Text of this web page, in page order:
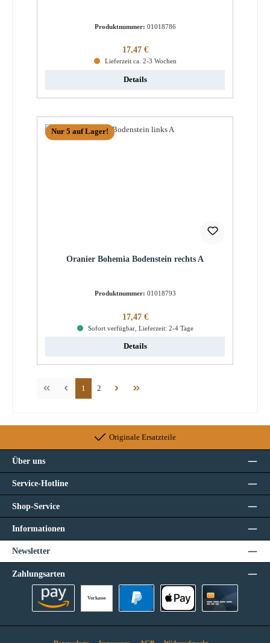
Produktnummer: 01018786
Regulärer Preis:
17,47 €
Lieferzeit ca. 2-3 Wochen
Details
Nur 5 auf Lager!
Oranier Bohemia Bodenstein rechts A
Produktnummer: 01018793
Regulärer Preis:
17,47 €
Sofort verfügbar, Lieferzeit: 2-4 Tage
Details
Seite
1 Seite
2
Originale Ersatzteile
Über uns
Service-Hotline
Shop-Service
Informationen
Newsletter
Zahlungsarten
Vorkasse